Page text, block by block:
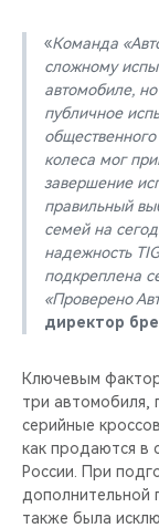
«Команда
сложному
автомобиле,
публичное
колеса мог
завершение
правильный
семей на
надежность
подкреплена
«Проверено
директор
Ключевым
три автомобиля,
серийные
как продаются в
России. При
дополнительной
также была